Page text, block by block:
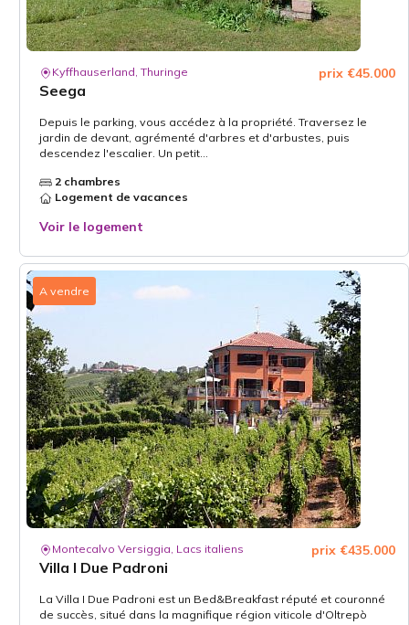
Kyffhauserland, Thuringe
Seega
prix €45.000
Depuis le parking, vous accédez à la propriété. Traversez le
jardin de devant, agrémenté d'arbres et d'arbustes, puis
descendez l'escalier. Un petit...
2 chambres
Logement de vacances
Voir le logement
A vendre
Montecalvo Versiggia, Lacs italiens
Villa I Due Padroni
prix €435.000
La Villa I Due Padroni est un Bed&Breakfast réputé et couronné
de succès, situé dans la magnifique région viticole d'Oltrepò